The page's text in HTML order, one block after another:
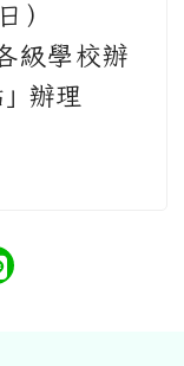
）
級學校辦
辦理